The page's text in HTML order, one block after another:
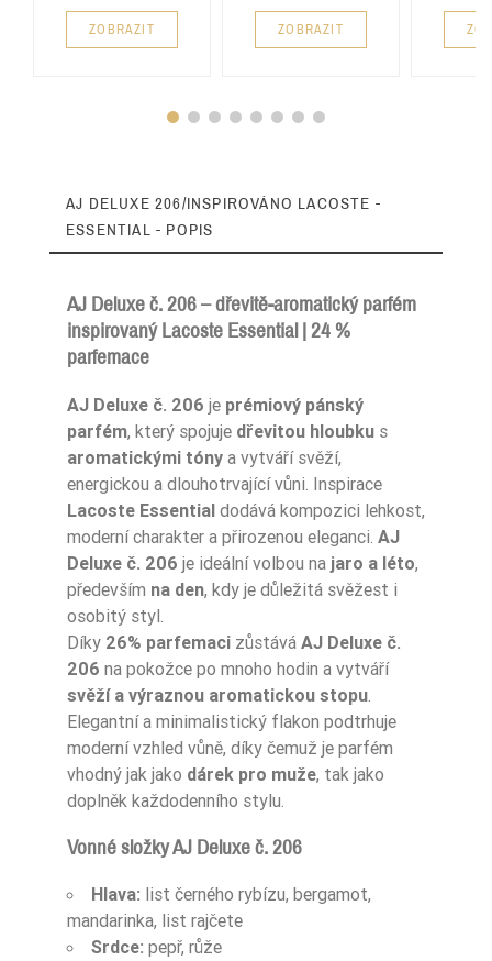
ZOBRAZIT ZOBRAZIT
AJ DELUXE 206/INSPIROVÁNO LACOSTE -
ESSENTIAL - POPIS
AJ Deluxe č. 206 – dřevitě-aromatický parfém
inspirovaný Lacoste Essential | 24 %
parfemace
AJ Deluxe č. 206 je prémiový pánský
parfém, který spojuje dřevitou hloubku s
aromatickými tóny a vytváří svěží,
energickou a dlouhotrvající vůni. Inspirace
Lacoste Essential dodává kompozici lehkost,
moderní charakter a přirozenou eleganci. AJ
Deluxe č. 206 je ideální volbou na jaro a léto,
především na den, kdy je důležitá svěžest i
osobitý styl.
Díky 26% parfemaci zůstává AJ Deluxe č.
206 na pokožce po mnoho hodin a vytváří
svěží a výraznou aromatickou stopu.
Elegantní a minimalistický flakon podtrhuje
moderní vzhled vůně, díky čemuž je parfém
vhodný jak jako dárek pro muže, tak jako
doplněk každodenního stylu.
Vonné složky AJ Deluxe č. 206
Hlava: list černého rybízu, bergamot,
mandarinka, list rajčete
Srdce: pepř, růže
Zaperfumowanie
Ean13 5906826241182